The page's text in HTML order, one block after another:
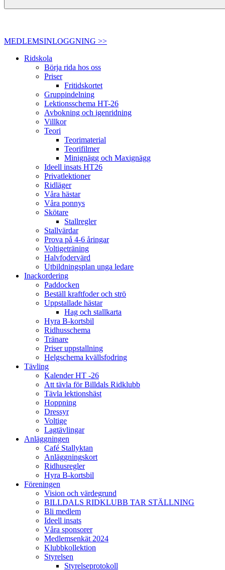
MEDLEMSINLOGGNING >>
Ridskola
Börja rida hos oss
Priser
Fritidskortet
Gruppindelning
Lektionsschema HT-26
Avbokning och igenridning
Villkor
Teori
Teorimaterial
Teorifilmer
Minignägg och Maxignägg
Ideell insats HT26
Privatlektioner
Ridläger
Våra hästar
Våra ponnys
Skötare
Stallregler
Stallvärdar
Prova på 4-6 åringar
Voltigeträning
Halvfodervärd
Utbildningsplan unga ledare
Inackordering
Paddocken
Beställ kraftfoder och strö
Uppstallade hästar
Hag och stallkarta
Hyra B-kortsbil
Ridhusschema
Tränare
Priser uppstallning
Helgschema kvällsfodring
Tävling
Kalender HT -26
Att tävla för Billdals Ridklubb
Tävla lektionshäst
Hoppning
Dressyr
Voltige
Lagtävlingar
Anläggningen
Café Stallyktan
Anläggningskort
Ridhusregler
Hyra B-kortsbil
Föreningen
Vision och värdegrund
BILLDALS RIDKLUBB TAR STÄLLNING
Bli medlem
Ideell insats
Våra sponsorer
Medlemsenkät 2024
Klubbkollektion
Styrelsen
Styrelseprotokoll